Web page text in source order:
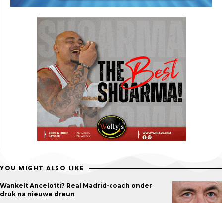
YOU MIGHT ALSO LIKE
Wankelt Ancelotti? Real Madrid-coach onder
druk na nieuwe dreun